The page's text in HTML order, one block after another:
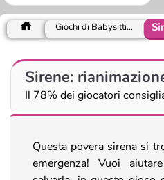
Giochi di Babysitting
Sirene:
Il 78% dei giocatori
Questa povera sirena si
emergenza! Vuoi